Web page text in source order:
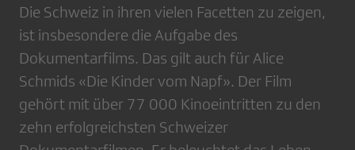
Die Schweiz in ihren vielen Facetten zu zeigen,
ist insbesondere die Aufgabe des
Dokumentarfilms. Das gilt auch für Alice
Schmids «Die Kinder vom Napf». Der Film
gehört mit über 77 000 Kinoeintritten zu den
zehn erfolgreichsten Schweizer